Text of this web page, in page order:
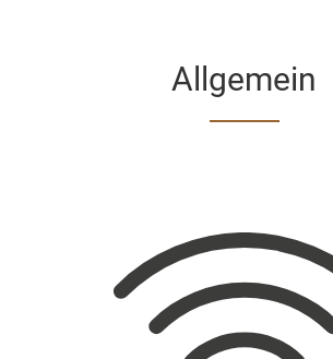
Allgemein